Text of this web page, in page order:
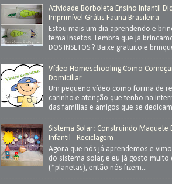
Atividade Borboleta Ensino Infantil
Imprimível Grátis Fauna Brasileira
Estou mais um dia aprendendo e
tema insetos. Lembra que já
DOS INSETOS ? Baixe gratuito e
Vídeo Homeschooling Como
Domiciliar
Um pequeno vídeo como forma de
carinho e atenção que tenho na
das famílias e amigos que se
Sistema Solar: Construindo Maquete
Infantil - Reciclagem
Agora que nós já aprendemos e
do sistema solar, e eu já gosto muito
(*planetas), então nós fizem...